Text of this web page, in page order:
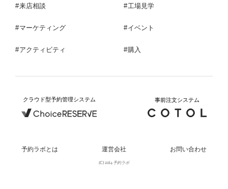
来店相談 工場見学
マーケティング イベント
アクティビティ 購入
クラウド型予約管理システム 事前注文システム
予約ラボとは 運営会社 お問い合わせ
(C) 2014 予約ラボ